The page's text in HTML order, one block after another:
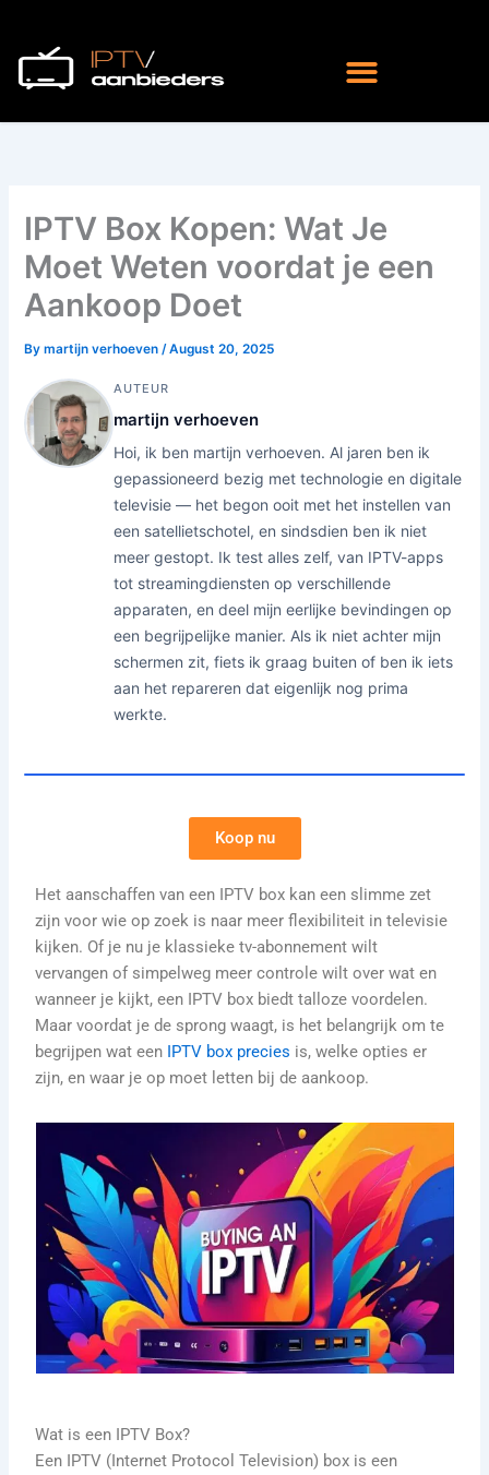
content
IPTV Box Kopen: Wat Je
Moet Weten voordat je een
Aankoop Doet
Bymartijn verhoeven /August 20, 2025
AUTEUR
martijn verhoeven
Hoi, ik ben martijn verhoeven. Al jaren ben ik
gepassioneerd bezig met technologie en digitale
televisie — het begon ooit met het instellen van
een satellietschotel, en sindsdien ben ik niet
meer gestopt. Ik test alles zelf, van IPTV-apps
tot streamingdiensten op verschillende
apparaten, en deel mijn eerlijke bevindingen op
een begrijpelijke manier. Als ik niet achter mijn
schermen zit, fiets ik graag buiten of ben ik iets
aan het repareren dat eigenlijk nog prima
werkte.
Koop nu
Het aanschaffen van een IPTV box kan een slimme zet
zijn voor wie op zoek is naar meer flexibiliteit in televisie
kijken. Of je nu je klassieke tv-abonnement wilt
vervangen of simpelweg meer controle wilt over wat en
wanneer je kijkt, een IPTV box biedt talloze voordelen.
Maar voordat je de sprong waagt, is het belangrijk om te
begrijpen wat een IPTV box precies is, welke opties er
zijn, en waar je op moet letten bij de aankoop.
Wat is een IPTV Box?
Een IPTV (Internet Protocol Television) box is een